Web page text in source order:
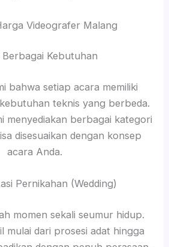
Videografer Malang
Kebutuhan
bahwa setiap acara memiliki
teknis yang berbeda.
menyediakan berbagai kategori
disesuaikan dengan konsep
acara Anda.
Pernikahan (Wedding)
momen sekali seumur hidup.
mulai dari prosesi adat hingga